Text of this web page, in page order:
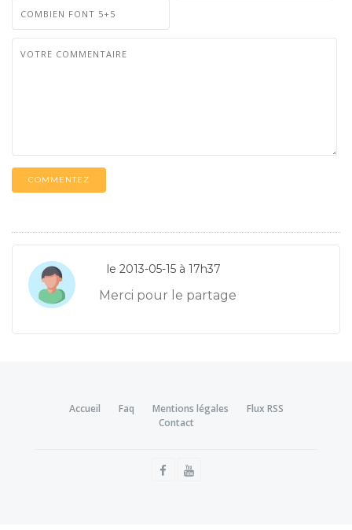
COMMENTEZ
le 2013-05-15 à 17h37
Merci pour le partage
Accueil Faq Mentions légales
Flux RSS
Contact